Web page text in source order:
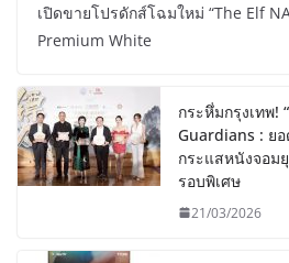
เปิดขายโปรดักส์โฉมใหม่ “The Elf
Premium White
กระหึ่มกรุงเทพ!
Guardians : ย
กระแสหนังจอ
รอบพิเศษ
21/03/2026